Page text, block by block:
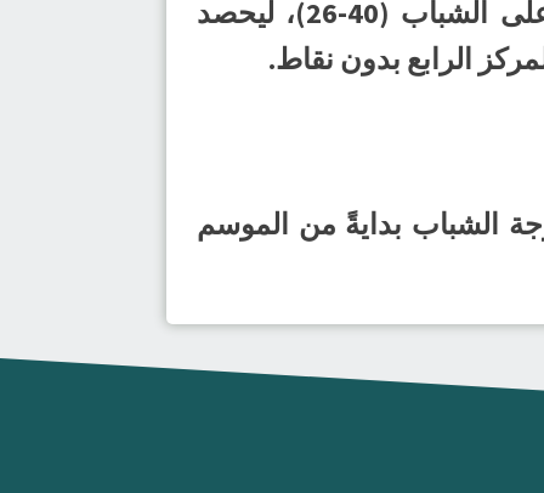
على المركز الثاني برصيد (4) نقاط، وفي المواجهة الأخرى انتصر العدالة على الشباب (40-26)، ليحصد
الرابع بدون نقاط.
الشباب بدايةً من الموسم